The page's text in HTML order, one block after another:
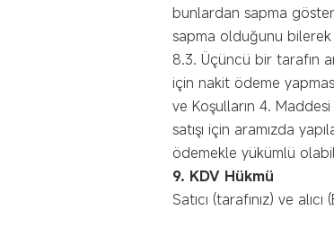
bunlardan sapma
sapma olduğunu bilerek
8.3. Üçüncü bir tarafın
için nakit ödeme
ve Koşulların 4.
satışı için aramızda
ödemekle yükümlü
9. KDV Hükmü
Satıcı (tarafınız) ve